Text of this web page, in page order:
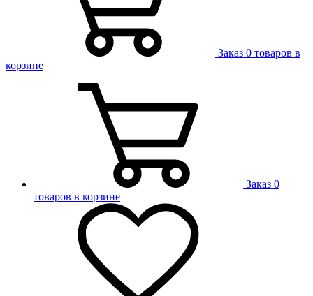
Заказ 0 товаров в
корзине
Заказ 0
товаров в корзине